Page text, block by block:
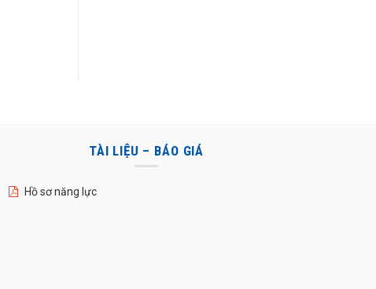
TÀI LIỆU – BÁO GIÁ
Hồ sơ năng lực